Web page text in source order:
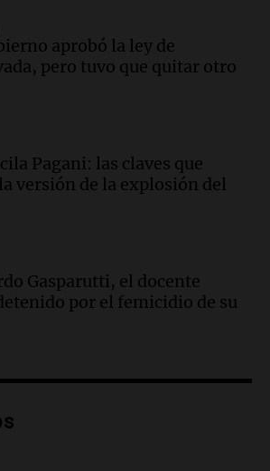
de La Rioja lanzará
para empleados
del 17 de octubre
Luis Herrera
más del doble que los
un estudio
delivery en el microcentro
aprobó la ley de
pero tuvo que quitar otro
Pagani: las claves que
versión de la explosión del
Gasparutti, el docente
por el femicidio de su